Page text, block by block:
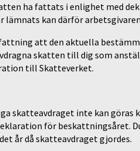
ha fattats i enlighet med
kan därför
att den aktuella
skatten till dig som
till Skatteverket.
skatteavdraget inte kan
för beskattningsåret.
år då skatteavdraget gjordes.